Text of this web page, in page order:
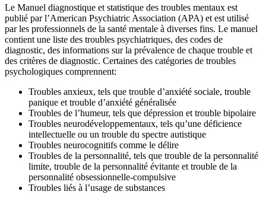
Le Manuel diagnostique et statistique des troubles mentaux est
publié par l’American Psychiatric Association (APA) et est utilisé
par les professionnels de la santé mentale à diverses fins. Le manuel
contient une liste des troubles psychiatriques, des codes de
diagnostic, des informations sur la prévalence de chaque trouble et
des critères de diagnostic. Certaines des catégories de troubles
psychologiques comprennent:
Troubles anxieux, tels que trouble d’anxiété sociale, trouble
panique et trouble d’anxiété généralisée
Troubles de l’humeur, tels que dépression et trouble bipolaire
Troubles neurodéveloppementaux, tels qu’une déficience
intellectuelle ou un trouble du spectre autistique
Troubles neurocognitifs comme le délire
Troubles de la personnalité, tels que trouble de la personnalité
limite, trouble de la personnalité évitante et trouble de la
personnalité obsessionnelle-compulsive
Troubles liés à l’usage de substances